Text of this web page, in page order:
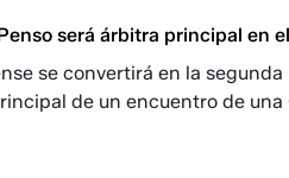
será árbitra principal en
se convertirá en la
de un encuentro de una